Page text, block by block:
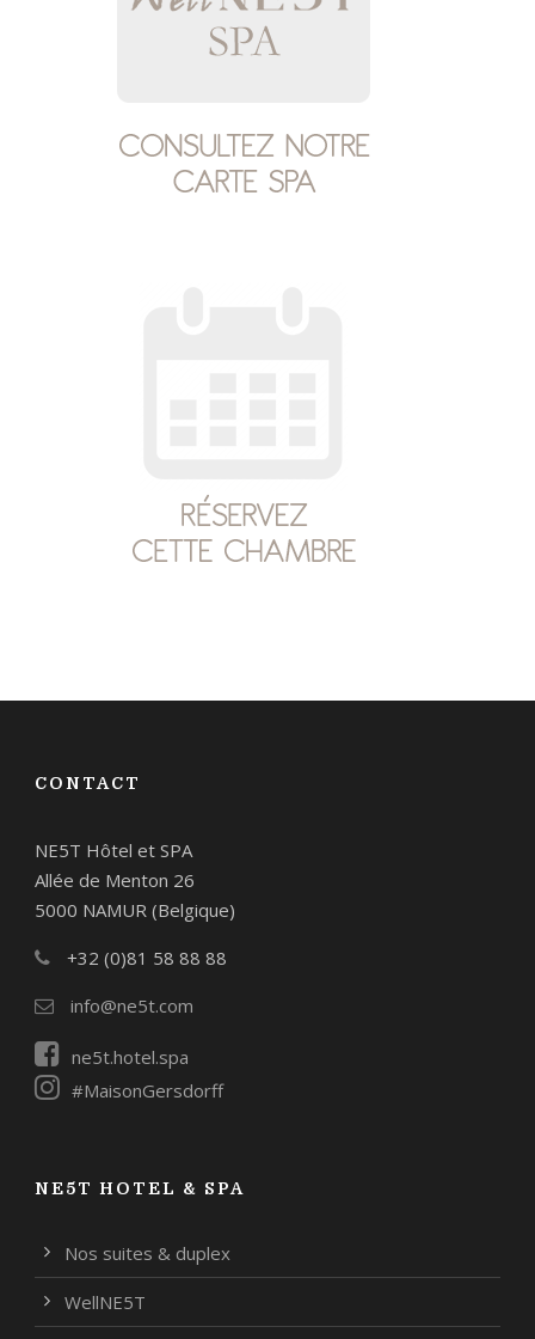
CONTACT
NE5T Hôtel et SPA
Allée de Menton 26
5000 NAMUR (Belgique)
+32 (0)81 58 88 88
info@ne5t.com
ne5t.hotel.spa
#MaisonGersdorff
NE5T HOTEL & SPA
Nos suites & duplex
WellNE5T